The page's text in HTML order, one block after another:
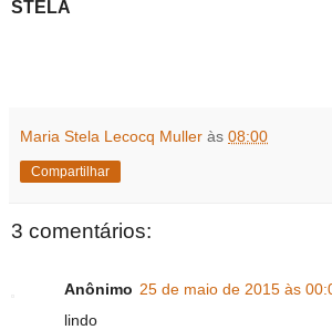
STELA
Maria Stela Lecocq Muller às 08:00
Compartilhar
3 comentários:
Anônimo 25 de maio de 2015 às
lindo